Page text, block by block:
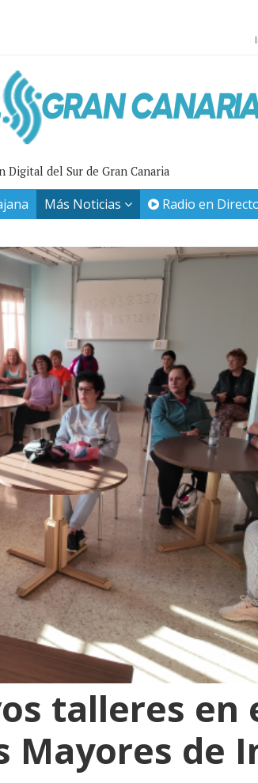
Digital del Sur de Gran Canaria
Más Noticias Radio en
talleres en
Mayores de